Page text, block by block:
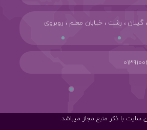
، گیلان ، رشت ، خیابان معلم ، روبروی
سایت با ذکر منبع مجاز میباشد.